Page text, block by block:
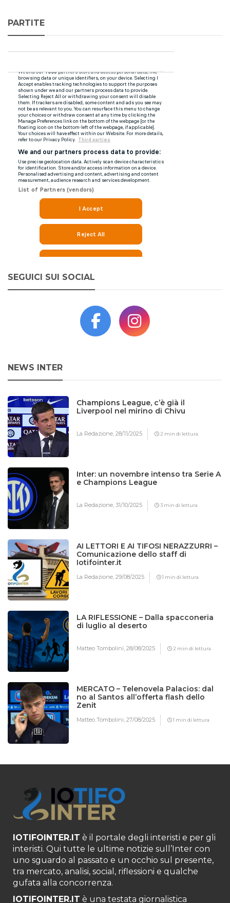
PARTITE
SEGUICI SUI SOCIAL
NEWS INTER
Champions League, c’è già il
Liverpool nel mirino di Chivu
La Redazione,28/11/2025 2 min di lettura
Inter: un novembre intenso tra Serie A
e Champions League
La Redazione,31/10/2025 3 min di lettura
AI LETTORI E AI TIFOSI NERAZZURRI –
Comunicazione dello staff di
Iotifointer.it
La Redazione,29/08/2025 1 min di lettura
LA RIFLESSIONE – Dalla spacconeria
di luglio al deserto
Matteo Tombolini,28/08/2025 2 min di lettura
MERCATO – Telenovela Palacios: dal
no al Santos all’offerta flash dello
Zenit
Matteo Tombolini,27/08/2025 1 min di lettura
IOTIFOINTER.IT è il portale degli interisti e per gli
interisti. Qui tutte le ultime notizie sull’Inter con
uno sguardo al passato e un occhio sul presente,
tra mercato, analisi, social, riflessioni e qualche
gufata alla concorrenza.
IOTIFOINTER.IT è una testata giornalistica